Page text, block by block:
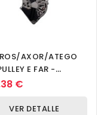
AXOR/ATEGO
E FAR -
€
VER DETALLE